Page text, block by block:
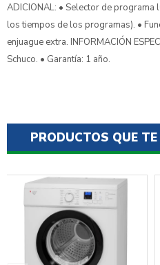
ADICIONAL: • Selector de
los tiempos de los programas). •
enjuague extra. INFORMACIÓN
Schuco. • Garantía: 1 año.
PRODUCTOS QUE